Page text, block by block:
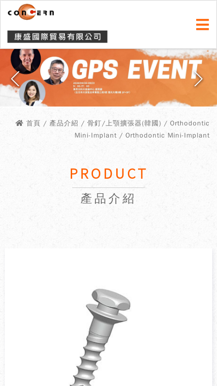
首頁 / 產品介紹 / 骨釘/上顎擴張器(韓國) / Orthodontic
Mini-Implant / Orthodontic Mini-Implant
PRODUCT
產品介紹